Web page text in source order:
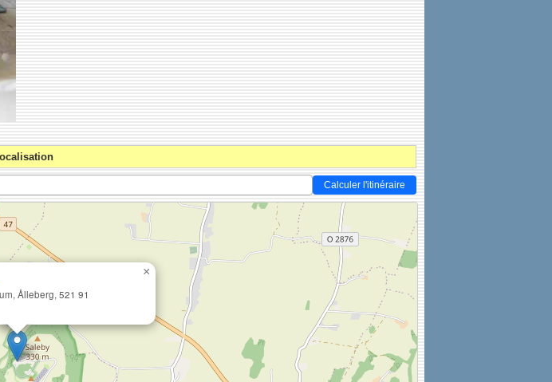
Calculer l'itinéraire
Ålleberg, 521 91
×